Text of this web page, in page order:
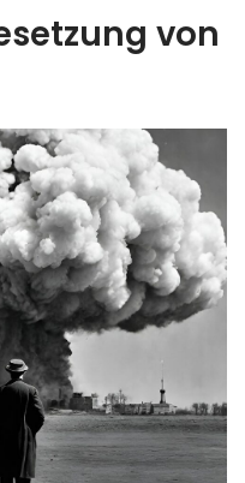
von